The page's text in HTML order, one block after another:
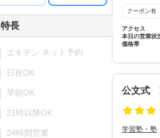
クーポン有
アクセス
本日の営業状
価格帯
公文式
学習塾・塾
特長
エキテン ネット予約
日祝OK
早朝OK
21時以降OK
24時間営業